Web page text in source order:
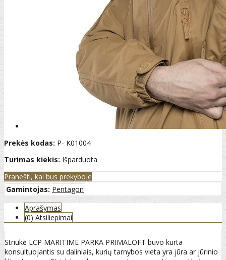
Prekės kodas: P- K01004
Turimas kiekis: Išparduota
Pranešti, kai bus prekyboje
Gamintojas: Pentagon
Aprašymas
(0) Atsiliepimai
Striukė LCP MARITIME PARKA PRIMALOFT buvo kurta
konsultuojantis su daliniais, kurių tarnybos vieta yra jūra ar jūrinio